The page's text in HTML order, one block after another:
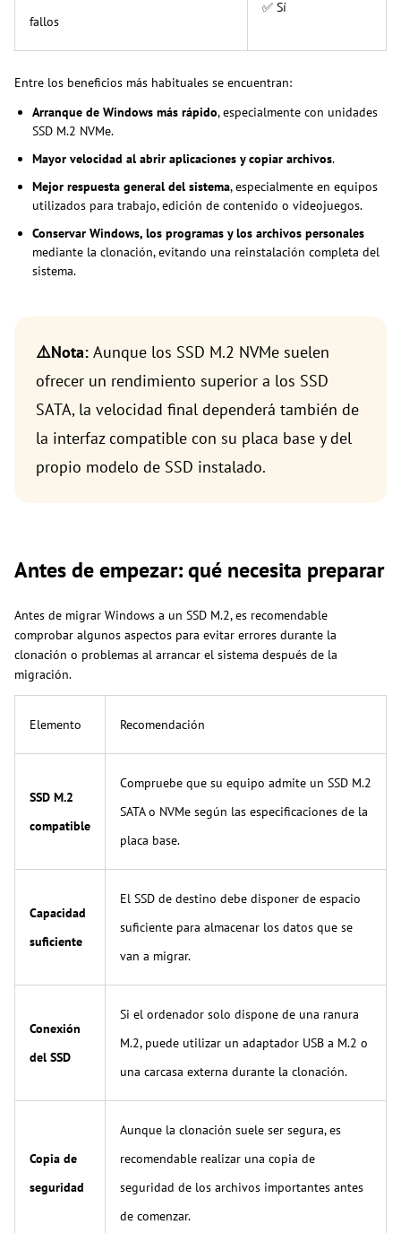
fallos
✅ Sí
Entre los beneficios más habituales se encuentran:
Arranque de Windows más rápido, especialmente con unidades
SSD M.2 NVMe.
Mayor velocidad al abrir aplicaciones y copiar archivos.
Mejor respuesta general del sistema, especialmente en equipos
utilizados para trabajo, edición de contenido o videojuegos.
Conservar Windows, los programas y los archivos personales
mediante la clonación, evitando una reinstalación completa del
sistema.
⚠️Nota: Aunque los SSD M.2 NVMe suelen
ofrecer un rendimiento superior a los SSD
SATA, la velocidad final dependerá también de
la interfaz compatible con su placa base y del
propio modelo de SSD instalado.
Antes de empezar: qué necesita preparar
Antes de migrar Windows a un SSD M.2, es recomendable
comprobar algunos aspectos para evitar errores durante la
clonación o problemas al arrancar el sistema después de la
migración.
Elemento Recomendación
SSD M.2
compatible
Compruebe que su equipo admite un SSD M.2
SATA o NVMe según las especificaciones de la
placa base.
Capacidad
suficiente
El SSD de destino debe disponer de espacio
suficiente para almacenar los datos que se
van a migrar.
Conexión
del SSD
Si el ordenador solo dispone de una ranura
M.2, puede utilizar un adaptador USB a M.2 o
una carcasa externa durante la clonación.
Copia de
seguridad
Aunque la clonación suele ser segura, es
recomendable realizar una copia de
seguridad de los archivos importantes antes
de comenzar.